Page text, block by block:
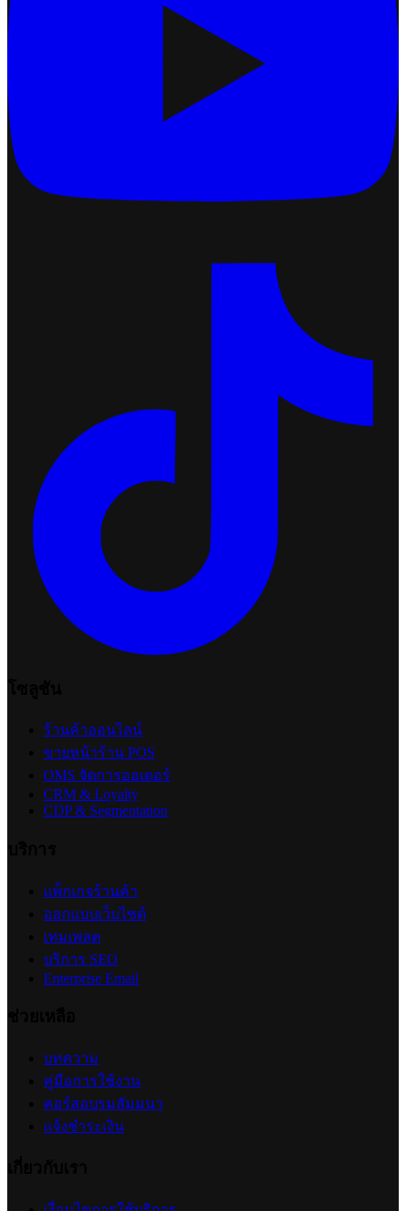
ร้านค้าออนไลน์
ขายหน้าร้าน POS
OMS จัดการออเดอร์
CRM & Loyalty
CDP & Segmentation
แพ็กเกจร้านค้า
ออกแบบเว็บไซต์
เทมเพลต
บริการ SEO
Enterprise Email
บทความ
คู่มือการใช้งาน
คอร์สอบรมสัมมนา
แจ้งชำระเงิน